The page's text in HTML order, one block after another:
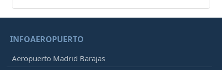
INFOAEROPUERTO
Aeropuerto Madrid Barajas